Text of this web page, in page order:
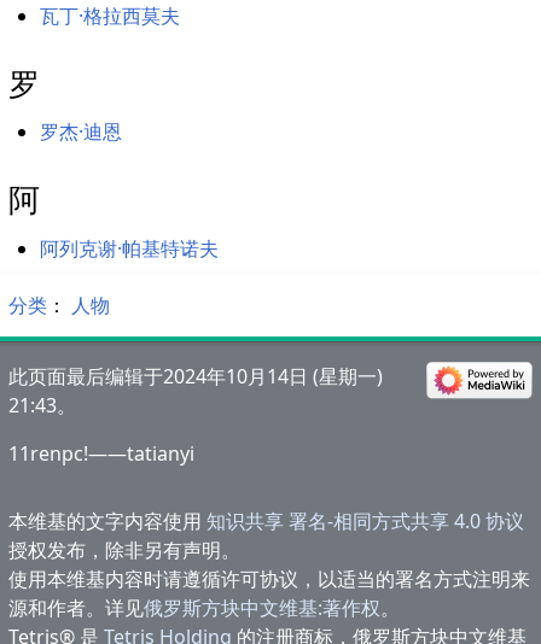
瓦丁·格拉西莫夫
罗
罗杰·迪恩
阿
阿列克谢·帕基特诺夫
分类 ：​ 人物
此页面最后编辑于2024年10月14日 (星期一)
21:43。
11renpc!——tatianyi
本维基的文字内容使用 知识共享 署名-相同方式共享 4.0 协议
授权发布，除非另有声明。
使用本维基内容时请遵循许可协议，以适当的署名方式注明来
源和作者。详见俄罗斯方块中文维基:著作权。
Tetris® 是Tetris Holding 的注册商标，俄罗斯方块中文维基